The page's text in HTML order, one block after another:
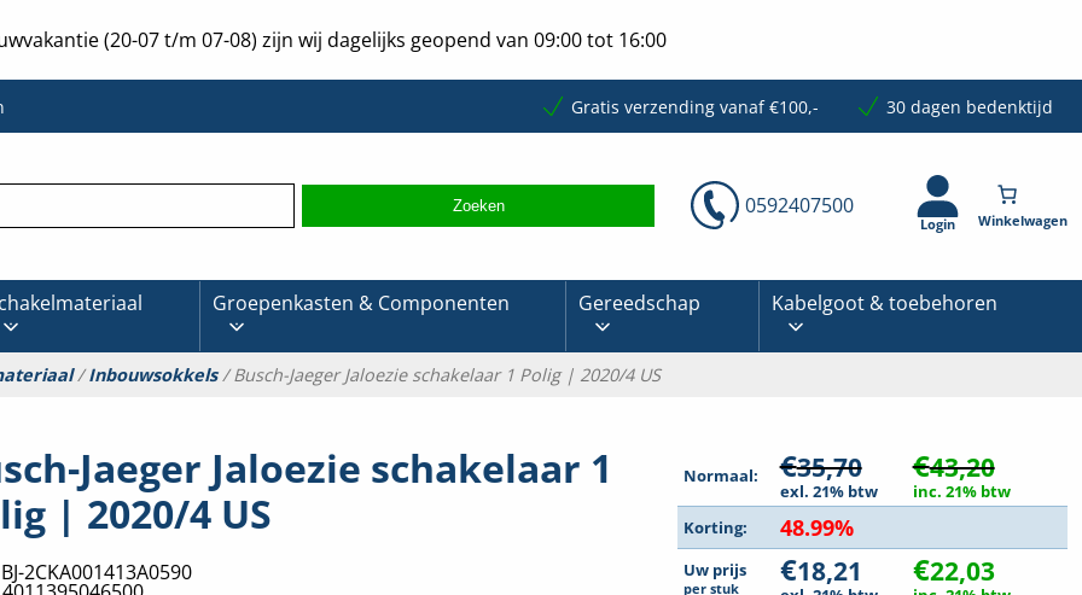
(20-07 t/m 07-08) zijn wij dagelijks geopend van 09:00 tot 16:00
Gratis verzending vanaf €100,- 30 dagen bedenktijd
0592407500
Login
Groepenkasten & Componenten Gereedschap Kabelgoot & toebehoren
/Inbouwsokkels/ Busch-Jaeger Jaloezie schakelaar 1 Polig | 2020/4 US
Jaeger Jaloezie schakelaar 1
| 2020/4 US
BJ-2CKA001413A0590
Normaal: €35,70
exl. 21% btw
€43,20
inc. 21% btw
Korting:
48.99%
Uw prijs
per stuk €18,21 €22,03